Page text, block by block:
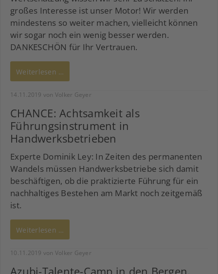
großes Interesse ist unser Motor! Wir werden
mindestens so weiter machen, vielleicht können
wir sogar noch ein wenig besser werden.
DANKESCHÖN für Ihr Vertrauen.
Weiterlesen …
14.11.2019 von Volker Geyer
CHANCE: Achtsamkeit als
Führungsinstrument in
Handwerksbetrieben
Experte Dominik Ley: In Zeiten des permanenten
Wandels müssen Handwerksbetriebe sich damit
beschäftigen, ob die praktizierte Führung für ein
nachhaltiges Bestehen am Markt noch zeitgemäß
ist.
Weiterlesen …
10.11.2019 von Volker Geyer